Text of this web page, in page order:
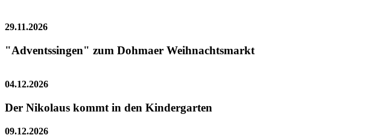
29.11.2026
"Adventssingen" zum Dohmaer Weihnachtsmarkt
04.12.2026
Der Nikolaus kommt in den Kindergarten
09.12.2026